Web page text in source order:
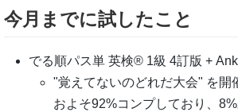
今月までに試したこと
でる順パス単 英検® 1級 4訂版 +
"覚えてないのどれだ大会" を開
およそ92%コンプしており、